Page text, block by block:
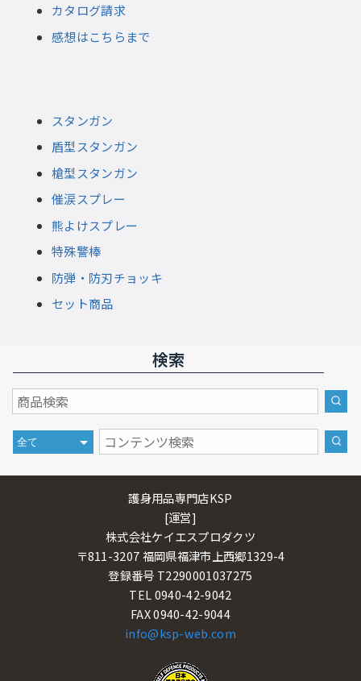
カタログ請求
感想はこちらまで
スタンガン
盾型スタンガン
槍型スタンガン
催涙スプレー
熊よけスプレー
特殊警棒
防弾・防刃チョッキ
セット商品
検索
護身用品専門店KSP
[運営]
株式会社ケイエスプロダクツ
〒811-3207 福岡県福津市上西郷1329-4
登録番号 T2290001037275
TEL 0940-42-9042
FAX 0940-42-9044
info@ksp-web.com